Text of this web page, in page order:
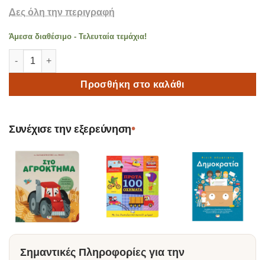
Δες όλη την περιγραφή
Άμεσα διαθέσιμο - Τελευταία τεμάχια!
Δεν Πάω Σχολείο! 3+ ετών ποσότητα
Προσθήκη στο καλάθι
Συνέχισε την εξερεύνηση•
Σημαντικές Πληροφορίες για την